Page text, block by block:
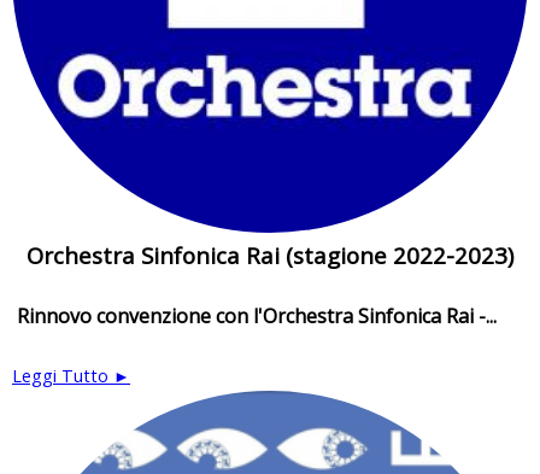
Orchestra Sinfonica Rai (stagione 2022-2023)
Rinnovo convenzione con l'Orchestra Sinfonica Rai -...
Leggi Tutto ►